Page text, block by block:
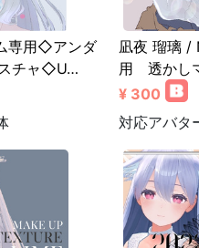
専用◇アンダ
チャ◇U…
凪夜 瑠璃
用 透かし
¥ 300
対応アバタ